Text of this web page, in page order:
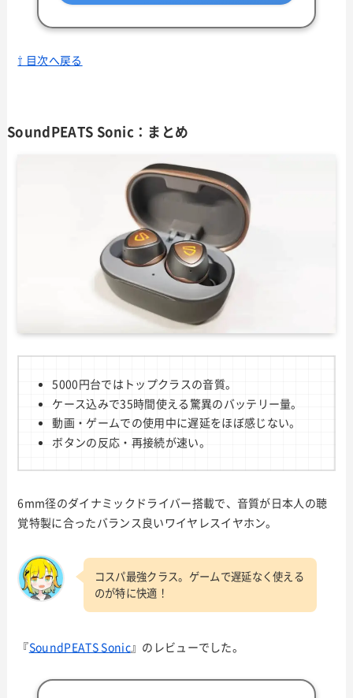
⇧ 目次へ戻る
SoundPEATS Sonic：まとめ
5000円台ではトップクラスの音質。
ケース込みで35時間使える驚異のバッテリー量。
動画・ゲームでの使用中に遅延をほぼ感じない。
ボタンの反応・再接続が速い。
6mm径のダイナミックドライバー搭載で、音質が日本人の聴
覚特製に合ったバランス良いワイヤレスイヤホン。
コスパ最強クラス。ゲームで遅延なく使える
のが特に快適！
『SoundPEATS Sonic』のレビューでした。